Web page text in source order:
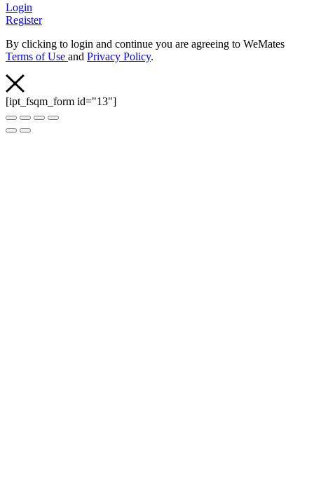
Login
Register
By clicking to login and continue you are agreeing to WeMates
Terms of Use and Privacy Policy.
[ipt_fsqm_form id="13"]